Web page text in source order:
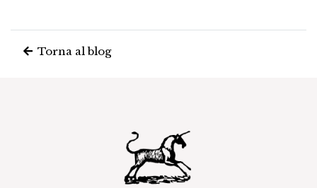
Torna al blog